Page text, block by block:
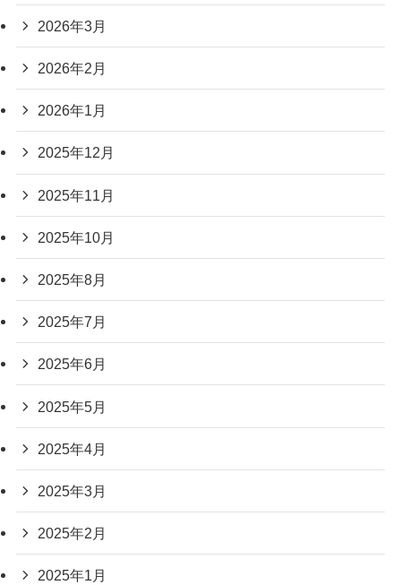
2026年3月
2026年2月
2026年1月
2025年12月
2025年11月
2025年10月
2025年8月
2025年7月
2025年6月
2025年5月
2025年4月
2025年3月
2025年2月
2025年1月